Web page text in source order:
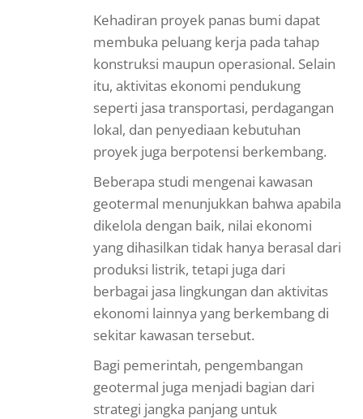
Kehadiran proyek panas bumi dapat
membuka peluang kerja pada tahap
konstruksi maupun operasional. Selain
itu, aktivitas ekonomi pendukung
seperti jasa transportasi, perdagangan
lokal, dan penyediaan kebutuhan
proyek juga berpotensi berkembang.
Beberapa studi mengenai kawasan
geotermal menunjukkan bahwa apabila
dikelola dengan baik, nilai ekonomi
yang dihasilkan tidak hanya berasal dari
produksi listrik, tetapi juga dari
berbagai jasa lingkungan dan aktivitas
ekonomi lainnya yang berkembang di
sekitar kawasan tersebut.
Bagi pemerintah, pengembangan
geotermal juga menjadi bagian dari
strategi jangka panjang untuk